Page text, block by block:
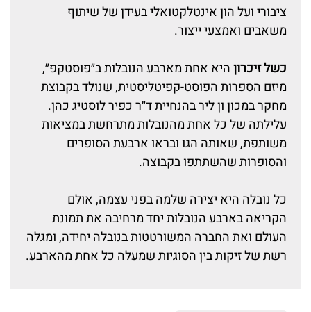
ציבורי ועל הון אינטלקטואלי בעידן של שיתוף
משאבים ואמצעי ייצור.
כשל זיכרוןהיא אחת מארבע הנובלות ב״פוסטקפ״,
מיזם הספרות הפוסט-קפיטליסטית, שנולד בקבוצת
מחקר במכון ון ליר בהנחיית ד״ר כפיר לוסטיג כהן.
עלילתה של כל אחת מהנובלות מתרחשת במציאות
משותפת, שאותה הגו ובראו ארבעת הסופרים
והסופרות שהשתתפו בקבוצה.
כל נובלה היא יצירה שלמה בפני עצמה, אולם
הקריאה בארבע הנובלות יחד מרחיבה את תמונת
העולם ואת החברה המשורטטות בנובלה יחידה, ומגלה
רשת של זיקות בין הסוגיות שמעלה כל אחת מהארבע.